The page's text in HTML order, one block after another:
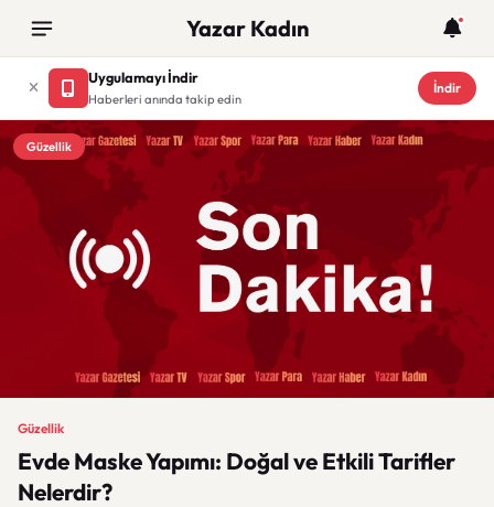
Yazar Kadın
Uygulamayı İndir
Haberleri anında takip edin
İndir
Güzellik
Güzellik
Evde Maske Yapımı: Doğal ve Etkili Tarifler
Nelerdir?